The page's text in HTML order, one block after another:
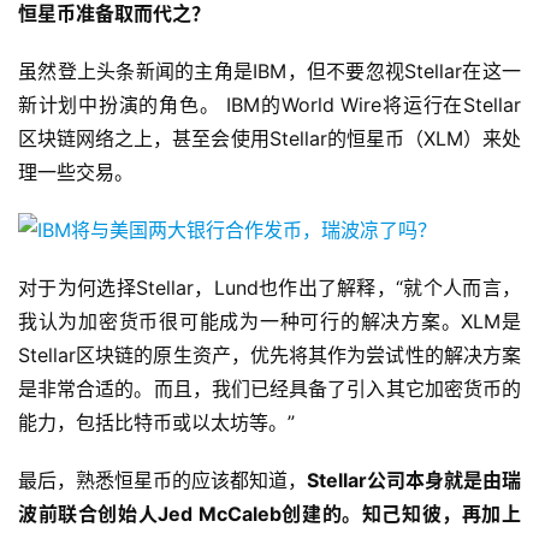
恒星币准备取而代之？
虽然登上头条新闻的主角是IBM，但不要忽视Stellar在这一
新计划中扮演的角色。 IBM的World Wire将运行在Stellar
区块链网络之上，甚至会使用Stellar的恒星币（XLM）来处
理一些交易。
对于为何选择Stellar，Lund也作出了解释，“就个人而言，
我认为加密货币很可能成为一种可行的解决方案。XLM是
Stellar区块链的原生资产，优先将其作为尝试性的解决方案
是非常合适的。而且，我们已经具备了引入其它加密货币的
能力，包括比特币或以太坊等。”
最后，熟悉恒星币的应该都知道， Stellar公司本身就是由瑞
波前联合创始人Jed McCaleb创建的。知己知彼，再加上